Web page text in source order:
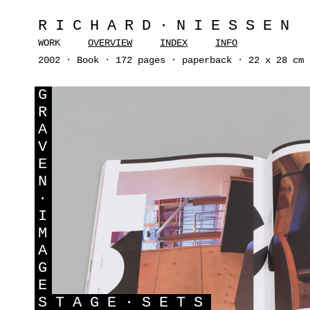
RICHARD·NIESSEN
WORK OVERVIEW INDEX
INFO
2002 · Book · 172 pages · paperback · 22 x 28
G
R
A
V
E
N
·
I
M
A
G
E
S TAGE·SETS